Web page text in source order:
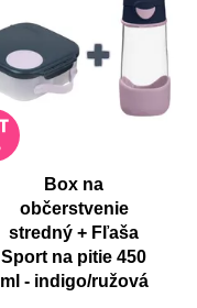
Box na
občerstvenie
stredný + Fľaša
Sport na pitie 450
ml - indigo/ružová